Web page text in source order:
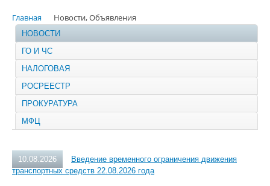
Главная Новости, Объявления
НОВОСТИ
ГО И ЧС
НАЛОГОВАЯ
РОСРЕЕСТР
ПРОКУРАТУРА
МФЦ
10.08.2026
Введение временного ограничения движения
транспортных средств 22.08.2026 года